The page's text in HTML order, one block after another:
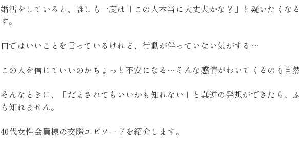
婚活をしていると、誰しも一度は「この人本当に大丈夫かな？」と疑いたくな
す。
口ではいいことを言っているけれど、行動が伴っていない気がする…
この人を信じていいのかちょっと不安になる…そんな感情がわいてくるのも自
そんなときに、「だまされてもいいかも知れない」と真逆の発想ができたら、
も知れません。
40代女性会員様の交際エピソードを紹介します。